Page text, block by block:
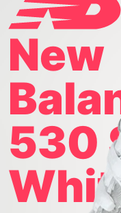
New
530